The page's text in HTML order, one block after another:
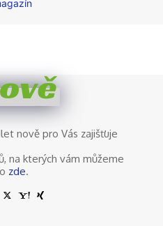
nově pro Vás zajišťuje
na kterých vám můžeme
zde.